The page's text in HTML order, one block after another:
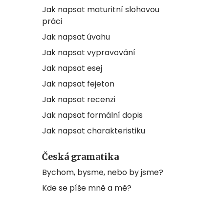
Jak napsat maturitní slohovou
práci
Jak napsat úvahu
Jak napsat vypravování
Jak napsat esej
Jak napsat fejeton
Jak napsat recenzi
Jak napsat formální dopis
Jak napsat charakteristiku
Česká gramatika
Bychom, bysme, nebo by jsme?
Kde se píše mně a mě?